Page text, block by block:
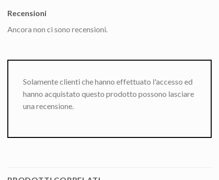
Recensioni
Ancora non ci sono recensioni.
Solamente clienti che hanno effettuato l'accesso ed
hanno acquistato questo prodotto possono lasciare
una recensione.